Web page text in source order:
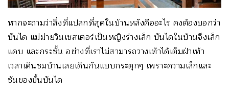
หากจะถามว่าสิ่งที่แปลกที่สุดในบ้านหลังคืออะไร คงต้องบอกว่า
บันได แม่ม่ายวินเชสเตอร์เป็นหญิงร่างเล็ก บันไดในบ้านจึงเล็ก
แคบ และกระชั้น อย่างที่เราไม่สามารถวางเท้าได้เต็มฝ่าเท้า
เวลาเดินชมบ้านเลยเดินกันแบบกระตุกๆ เพราะความเล็กและ
ชันของขั้นบันได